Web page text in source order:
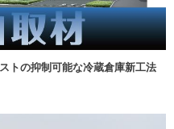
トの抑制可能な冷蔵倉庫新工法